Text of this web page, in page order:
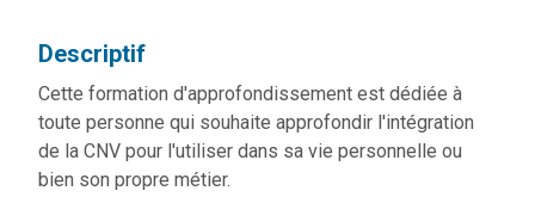
Descriptif
Cette formation d'approfondissement est dédiée à
toute personne qui souhaite approfondir l'intégration
de la CNV pour l'utiliser dans sa vie personnelle ou
bien son propre métier.